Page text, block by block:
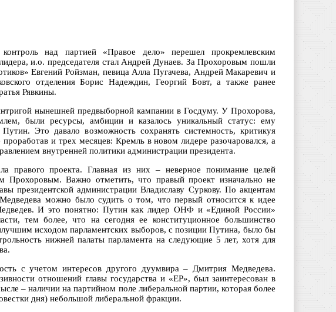
над партией «Правое дело» перешел прокремлевским
и.о. председателя стал Андрей Дунаев. За Прохоровым пошли
Евгений Ройзман, певица Алла Пугачева, Андрей Макаревич и
отделения Борис Надеждин, Георгий Бовт, а также ранее
Рявкины.
нынешней предвыборной кампании в Госдуму. У Прохорова,
были ресурсы, амбиции и казалось уникальный статус: ему
Это давало возможность сохранять системность, критикуя
и трех месяцев: Кремль в новом лидере разочаровался, а
внутренней политики администрации президента.
правого проекта. Главная из них – неверное понимание целей
Прохоровым. Важно отметить, что правый проект изначально не
президентской администрации Владиславу Суркову. По акцентам
можно было судить о том, что первый относится к идее
И это понятно: Путин как лидер ОНФ и «Единой России»
тем более, что на сегодня ее конституционное большинство
исходом парламентских выборов, с позиции Путина, было бы
нижней палаты парламента на следующие 5 лет, хотя для
с учетом интересов другого дуумвира – Дмитрия Медведева.
отношений главы государства и «ЕР», был заинтересован в
– наличии на партийном поле либеральной партии, которая более
дня) небольшой либеральной фракции.